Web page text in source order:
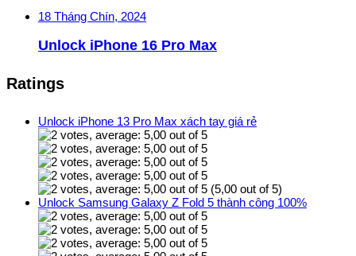
18 Tháng Chín, 2024
Unlock iPhone 16 Pro Max
Ratings
Unlock iPhone 13 Pro Max xách tay giá rẻ
(5,00 out of 5)
Unlock Samsung Galaxy Z Fold 5 thành công 100%